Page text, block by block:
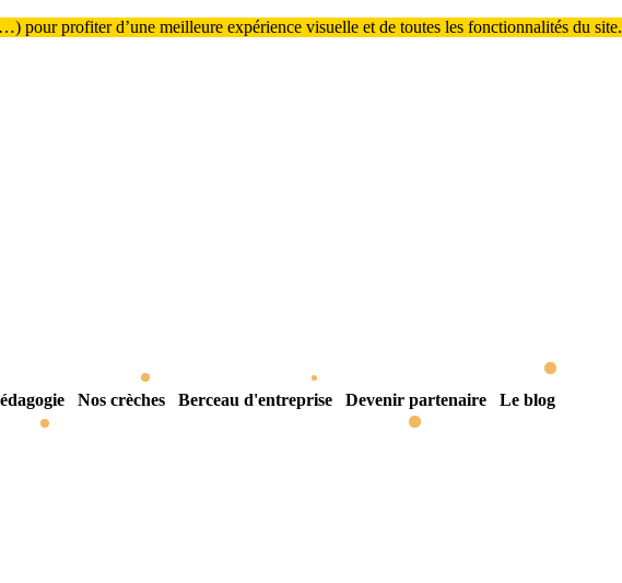
profiter d’une meilleure expérience visuelle et de toutes les fonctionnalités du site.
Nos crèches Berceau d'entreprise Devenir partenaire
Le blog